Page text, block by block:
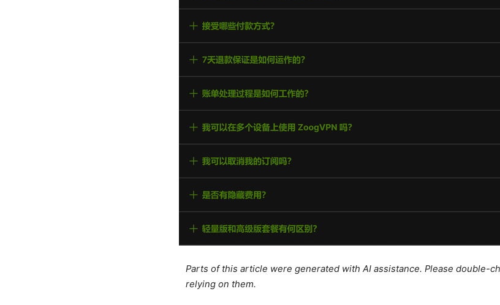
Parts of this article were generated with AI assistance. Please double-
relying on them.